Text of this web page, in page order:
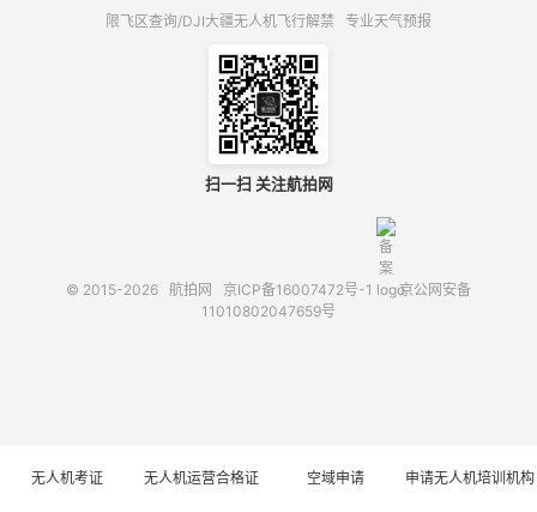
限飞区查询/DJI大疆无人机飞行解禁 专业天气预报
扫一扫 关注航拍网
© 2015-2026 航拍网 京ICP备16007472号-1
京公网安备
11010802047659号
无人机考证 无人机运营合格证 空域申请 申请无人机培训机构